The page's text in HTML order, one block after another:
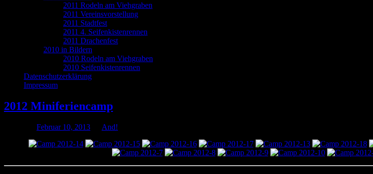
2011 Rodeln am Viehgraben
2011 Vereinsvorstellung
2011 Stadtfest
2011 4. Seifenkistenrennen
2011 Drachenfest
2010 in Bildern
2010 Rodeln am Viehgraben
2010 Seifenkistenrennen
Datenschutzerklärung
Impressum
2012 Miniferiencamp
Februar 10, 2013 And!